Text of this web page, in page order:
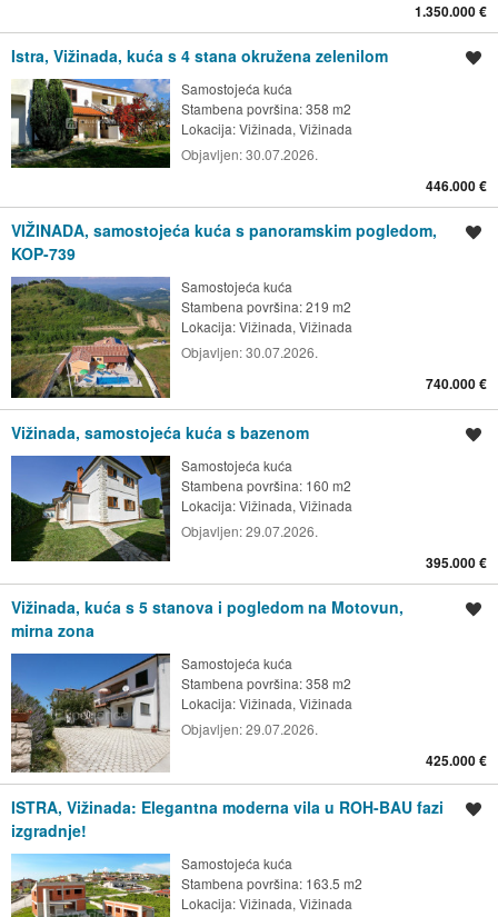
1.350.000 €
Istra, Vižinada, kuća s 4 stana okružena zelenilom
Samostojeća kuća
Stambena površina: 358 m2
Lokacija:Vižinada, Vižinada
Objavljen:30.07.2026.
446.000 €
VIŽINADA, samostojeća kuća s panoramskim pogledom,
KOP-739
Samostojeća kuća
Stambena površina: 219 m2
Lokacija:Vižinada, Vižinada
Objavljen:30.07.2026.
740.000 €
Vižinada, samostojeća kuća s bazenom
Samostojeća kuća
Stambena površina: 160 m2
Lokacija:Vižinada, Vižinada
Objavljen:29.07.2026.
395.000 €
Vižinada, kuća s 5 stanova i pogledom na Motovun,
mirna zona
Samostojeća kuća
Stambena površina: 358 m2
Lokacija:Vižinada, Vižinada
Objavljen:29.07.2026.
425.000 €
ISTRA, Vižinada: Elegantna moderna vila u ROH-BAU fazi
izgradnje!
Samostojeća kuća
Stambena površina: 163.5 m2
Lokacija:Vižinada, Vižinada